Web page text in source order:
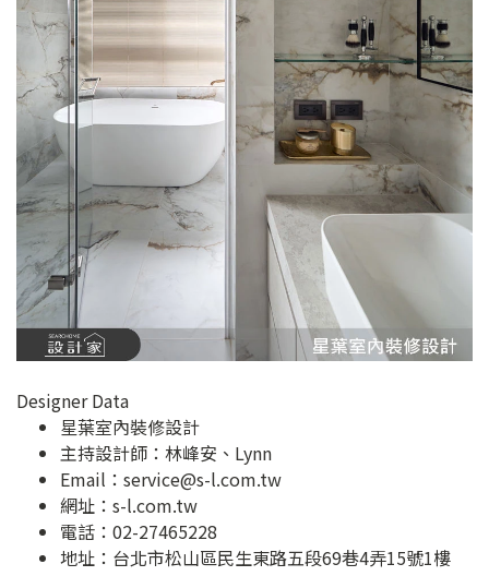
Designer Data
星葉室內裝修設計
主持設計師：林峰安、Lynn
Email： service@s-l.com.tw
網址： s-l.com.tw
電話：02-27465228
地址： 台北市松山區民生東路五段69巷4弄15號1樓